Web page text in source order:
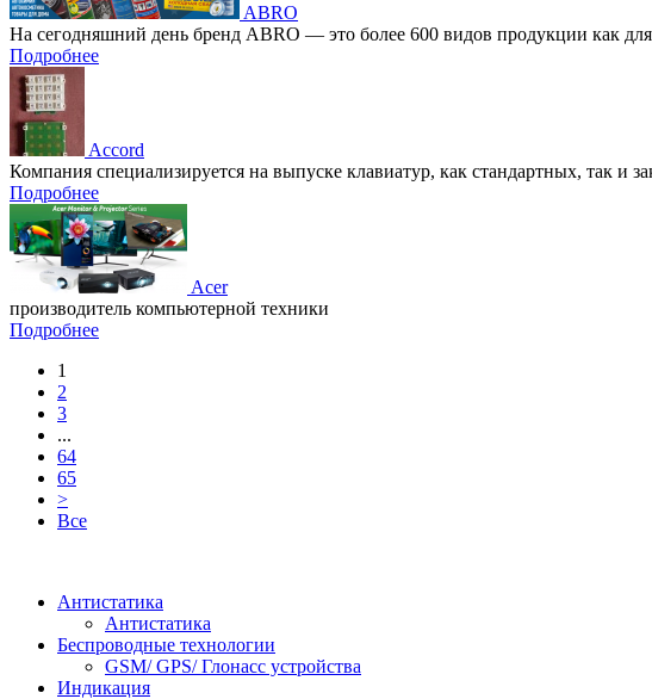
ABRO
На сегодняшний день бренд ABRO — это более 600 видов продукции как
Подробнее
Accord
Компания специализируется на выпуске клавиатур, как стандартных, так и
Подробнее
Acer
производитель компьютерной техники
Подробнее
1
2
3
...
64
65
>
Все
Антистатика
Антистатика
Беспроводные технологии
GSM/ GPS/ Глонасс устройства
Индикация